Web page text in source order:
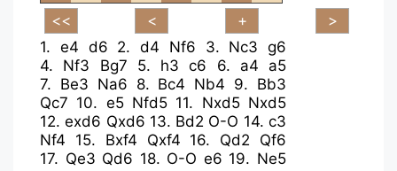
1. e4 d6 2. d4 Nf6 3. Nc3 g6
4. Nf3 Bg7 5. h3 c6 6. a4
a5
7. Be3 Na6 8. Bc4 Nb4 9. Bb3
Qc7 10. e5 Nfd5 11. Nxd5 Nxd5
12.exd6 Qxd6 13. Bd2 O-O 14.c3
Nf4
15. Bxf4 Qxf4 16. Qd2
Qf6
17. Qe3 Qd6 18. O-O e6 19. Ne5